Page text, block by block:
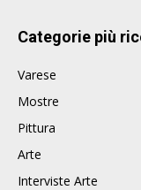
Categorie più
Varese
Mostre
Pittura
Arte
Interviste Arte